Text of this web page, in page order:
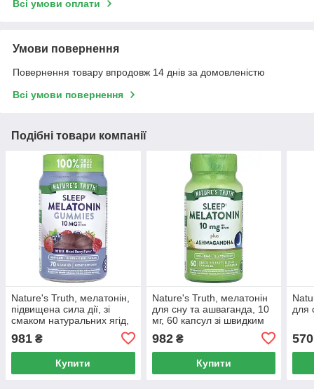
Всі умови оплати
Умови повернення
Повернення товару впродовж 14 днів за домовленістю
Всі умови повернення
Подібні товари компанії
Nature's Truth, мелатонін,
підвищена сила дії, зі
смаком натуральних ягід,
жувальних мармеладок
981 ₴
Купити
Nature's Truth, мелатонін
для сну та ашваганда, 10
мг, 60 капсул зі швидким
капсулі)
982₴
Купити
для
570